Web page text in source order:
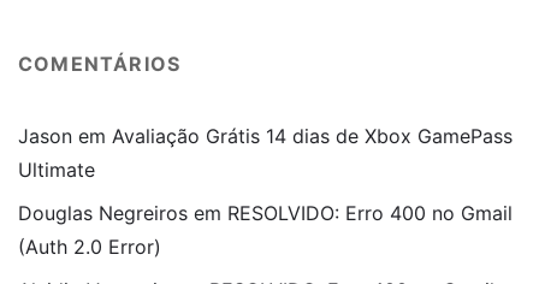
COMENTÁRIOS
Jason em Avaliação Grátis 14 dias de Xbox GamePass
Ultimate
Douglas Negreiros em RESOLVIDO: Erro 400 no Gmail
(Auth 2.0 Error)